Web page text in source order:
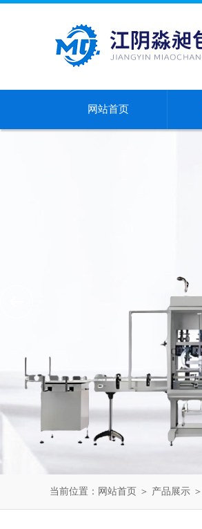
网站首页
当前位置： 网站首页 ＞ 产品展示 ＞